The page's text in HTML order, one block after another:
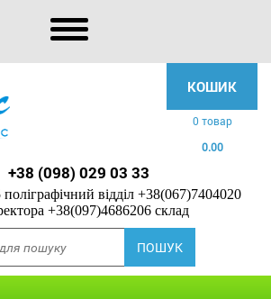
КОШИК
0 товар
0.00
+38 (098) 029 03 33
відділ +38(067)7404020
+38(097)4686206 склад